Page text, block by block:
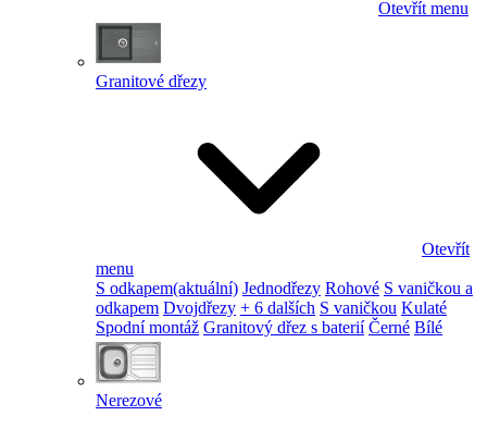
Otevřít menu
Granitové dřezy
Otevřít
menu
S odkapem(aktuální) Jednodřezy Rohové S vaničkou a
odkapem Dvojdřezy + 6 dalších S vaničkou Kulaté
Spodní montáž Granitový dřez s baterií Černé Bílé
Nerezové